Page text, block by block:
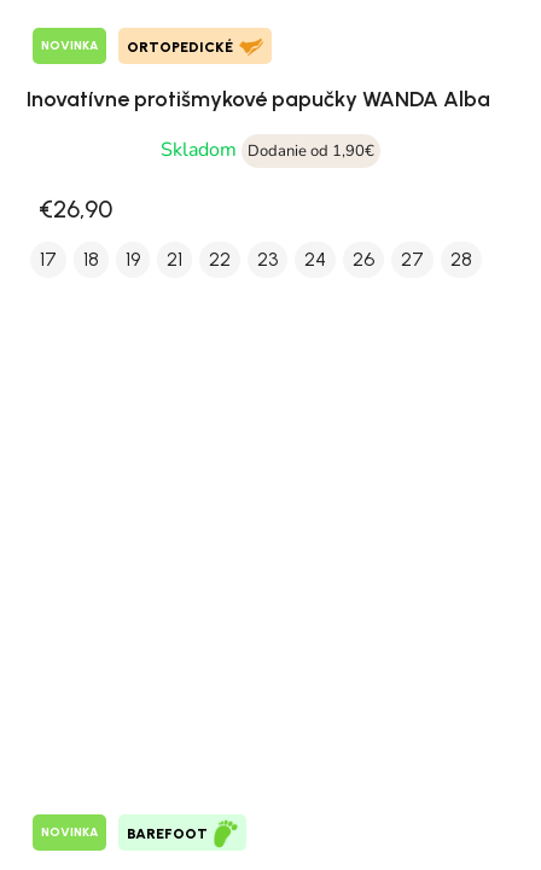
NOVINKA ORTOPEDICKÉ
Inovatívne protišmykové papučky WANDA Alba
Skladom
Dodanie od 1,90€
€26,90
17 18 19 21 22 23 24 26 27 28
NOVINKA BAREFOOT